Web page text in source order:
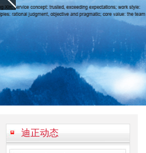
迪正动态